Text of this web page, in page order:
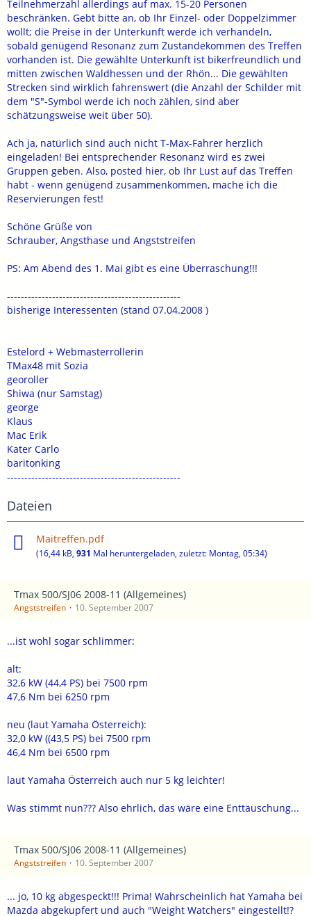
Teilnehmerzahl allerdings auf max. 15-20 Personen
beschränken. Gebt bitte an, ob Ihr Einzel- oder Doppelzimmer
wollt; die Preise in der Unterkunft werde ich verhandeln,
sobald genügend Resonanz zum Zustandekommen des Treffen
vorhanden ist. Die gewählte Unterkunft ist bikerfreundlich und
mitten zwischen Waldhessen und der Rhön... Die gewählten
Strecken sind wirklich fahrenswert (die Anzahl der Schilder mit
dem "S"-Symbol werde ich noch zählen, sind aber
schätzungsweise weit über 50).
Ach ja, natürlich sind auch nicht T-Max-Fahrer herzlich
eingeladen! Bei entsprechender Resonanz wird es zwei
Gruppen geben. Also, posted hier, ob Ihr Lust auf das Treffen
habt - wenn genügend zusammenkommen, mache ich die
Reservierungen fest!
Schöne Grüße von
Schrauber, Angsthase und Angststreifen
PS: Am Abend des 1. Mai gibt es eine Überraschung!!!
--------------------------------------------------
bisherige Interessenten (stand 07.04.2008 )
Estelord + Webmasterrollerin
TMax48 mit Sozia
georoller
Shiwa (nur Samstag)
george
Klaus
Mac Erik
Kater Carlo
baritonking
--------------------------------------------------
Dateien
Maitreffen.pdf
(16,44 kB, 931 Mal heruntergeladen, zuletzt: Montag, 05:34)
Tmax 500/SJ06 2008-11 (Allgemeines)
Angststreifen 10. September 2007
...ist wohl sogar schlimmer:
alt:
32,6 kW (44,4 PS) bei 7500 rpm
47,6 Nm bei 6250 rpm
neu (laut Yamaha Österreich):
32,0 kW ((43,5 PS) bei 7500 rpm
46,4 Nm bei 6500 rpm
laut Yamaha Österreich auch nur 5 kg leichter!
Was stimmt nun??? Also ehrlich, das wäre eine Enttäuschung...
Tmax 500/SJ06 2008-11 (Allgemeines)
Angststreifen 10. September 2007
... jo, 10 kg abgespeckt!!! Prima! Wahrscheinlich hat Yamaha bei
Mazda abgekupfert und auch "Weight Watchers" eingestellt!?